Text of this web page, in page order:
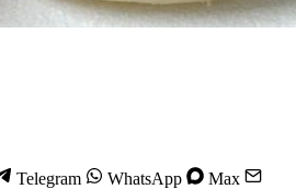
Telegram WhatsApp
Max